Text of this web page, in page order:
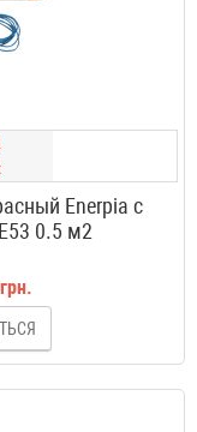
Enerpia с
0.5 м2